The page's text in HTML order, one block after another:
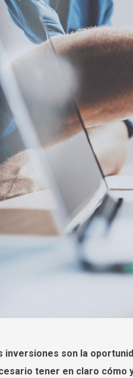
inversiones son la
tener en claro cómo